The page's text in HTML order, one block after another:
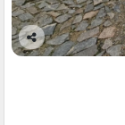
Co